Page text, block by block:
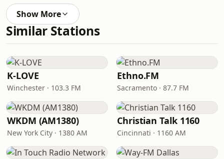
Show More
Similar Stations
K-LOVE
Winchester · 103.3 FM
Ethno.FM
Sacramento · 87.7 FM
WKDM (AM1380)
New York City · 1380 AM
Christian Talk 1160
Cincinnati · 1160 AM